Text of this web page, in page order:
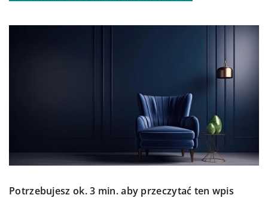
Potrzebujesz ok. 3 min. aby przeczytać ten wpis